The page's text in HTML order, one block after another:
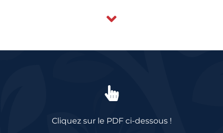
Cliquez sur le PDF ci-dessous !